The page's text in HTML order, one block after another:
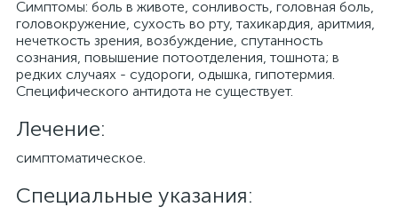
Симптомы: боль в животе, сонливость, головная боль,
головокружение, сухость во рту, тахикардия, аритмия,
нечеткость зрения, возбуждение, спутанность
сознания, повышение потоотделения, тошнота; в
редких случаях - судороги, одышка, гипотермия.
Специфического антидота не существует.
Лечение:
симптоматическое.
Специальные указания: